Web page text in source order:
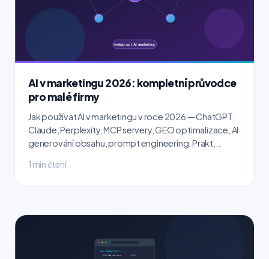
AI v marketingu 2026: kompletní průvodce
pro malé firmy
Jak používat AI v marketingu v roce 2026 — ChatGPT,
Claude, Perplexity, MCP servery, GEO optimalizace, AI
generování obsahu, prompt engineering. Prakt...
1 min čtení